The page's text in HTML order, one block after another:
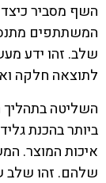
השף מסביר
המשתתפים
שלב. זהו ידע
לתוצאה חלקה
השליטה
ביותר בהכנת
איכות המוצר.
שלהם. זהו